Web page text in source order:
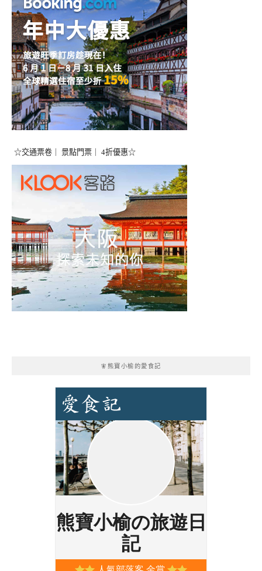
☆交通票卷｜ 景點門票｜ 4折優惠☆
🧚熊寶小榆的愛食記